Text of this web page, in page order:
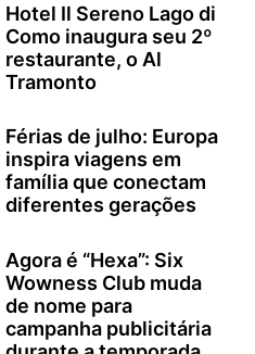
Hotel Il Sereno Lago di
Como inaugura seu 2º
restaurante, o Al
Tramonto
Férias de julho: Europa
inspira viagens em
família que conectam
diferentes gerações
Agora é “Hexa”: Six
Wowness Club muda
de nome para
campanha publicitária